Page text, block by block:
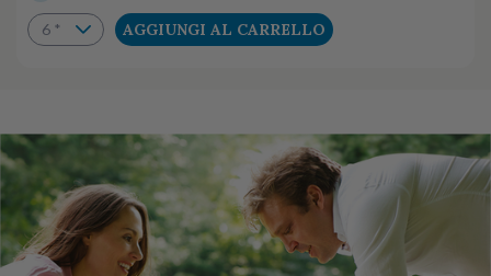
AGGIUNGI AL CARRELLO